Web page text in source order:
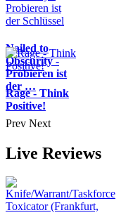
Nailed to
Obscurity -
Probieren ist
der …
Rage - Think
Positive!
Prev Next
Live Reviews